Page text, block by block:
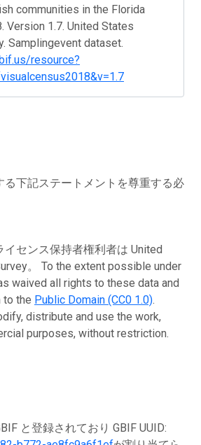
communities in the Florida
Version 1.7. United States
Samplingevent dataset.
resource?
る下記ステートメントを尊重する必
センス保持者権利者は United
。 To the extent possible under
waived all rights to these data and
to the Public Domain (CC0 1.0).
distribute and use the work,
purposes, without restriction.
と登録されており GBIF UUID: